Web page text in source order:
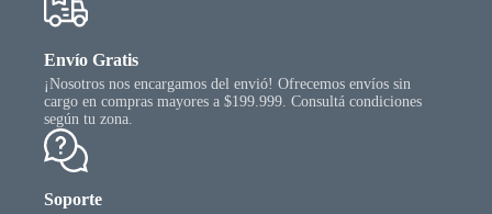
Envío Gratis
¡Nosotros nos encargamos del envió! Ofrecemos envíos sin
cargo en compras mayores a $199.999. Consultá condiciones
según tu zona.
Soporte